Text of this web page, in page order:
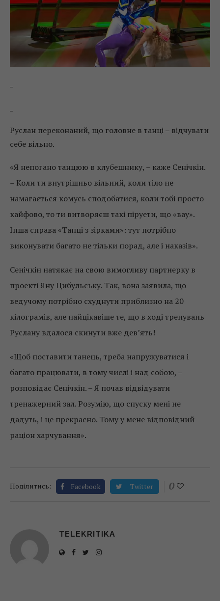
Руслан переконаний, що головне в танці – відчувати
себе вільно.
«Я непогано танцюю в клубешнику, – каже Сенічкін.
– Коли ти внутрішньо вільний, коли тіло не
намагається комусь сподобатися, коли тобі просто
кайфово, то ти витворяєш такі піруети, що «вау».
Інша справа «Танці з зірками»: тут потрібно
виконувати багато не тільки порад, але і наказів».
Сенічкін натякає на свою вимогливу партнерку в
проекті Яну Цибульську. Так, вона заявила, що
ведучому потрібно схуднути приблизно на 20
кілограмів, але найцікавіше те, що в ході тренувань
Руслану вдалося скинути вже дев’ять!
«Щоб поставити танець, треба напружуватися і
багато працювати, в тому числі і над собою, –
розповідає Сенічкін. – Я почав відвідувати
тренажерний зал. Розумію, що спуску мені не
дадуть, і це прекрасно. Тому у мене відповідний
раціон харчування».
Поділитись: Facebook Twitter 0
TELEKRITIKA